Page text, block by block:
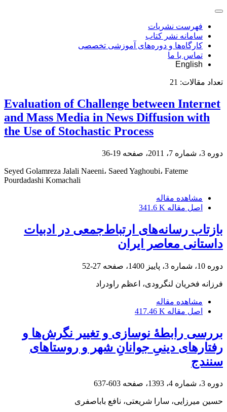
فهرست نشریات
سامانه نشر کتاب
کارگاه‌ها و دوره‌های آموزشی تخصصی
تماس با ما
English
تعداد مقالات: 21
Evaluation of Challenge between Internet
and Mass Media in News Diffusion with
the Use of Stochastic Process
دوره 3، شماره 7، 2011، صفحه 19-36
Seyed Golamreza Jalali Naeeni، Saeed Yaghoubi، Fateme
Pourdadashi Komachali
مشاهده مقاله
اصل مقاله 341.6 K
بازتاب رسانه‌های ارتباط‌جمعی در ادبیات
داستانی معاصر ایران
دوره 10، شماره 3، پاییز 1400، صفحه 27-52
فرزانه فخریان لنگرودی، اعظم راودراد
مشاهده مقاله
اصل مقاله 417.46 K
بررسی رابطۀ نوسازی و تغییر نگرش‌ها و
رفتارهای دینیِ جوانانِ شهر و روستاهای
سنندج
دوره 3، شماره 4، 1393، صفحه 603-637
حسین میرزایی، سارا شریعتی، نافع باباصفری